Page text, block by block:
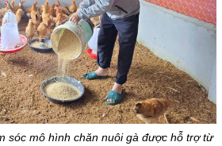
sóc mô hình chăn nuôi gà được hỗ trợ từ